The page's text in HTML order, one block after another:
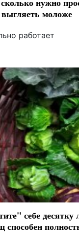
нужно
моложе
работает
себе десятку